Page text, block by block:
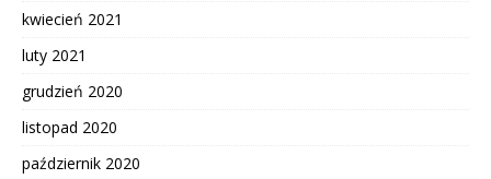
kwiecień 2021
luty 2021
grudzień 2020
listopad 2020
październik 2020